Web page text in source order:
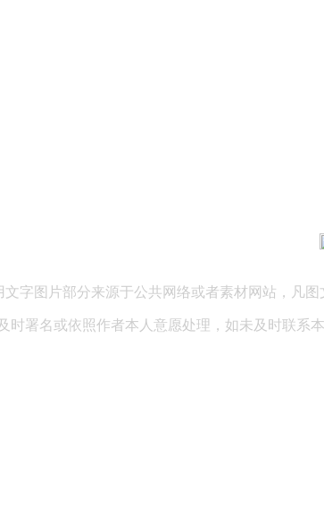
字图片部分来源于公共网络或者素材网站，凡
时署名或依照作者本人意愿处理，如未及时联系